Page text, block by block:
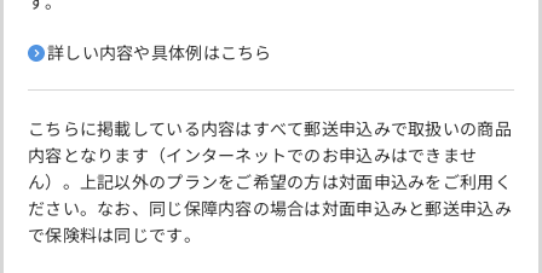
詳しい内容や具体例はこちら
こちらに掲載している内容はすべて郵送申込みで取扱いの商品
内容となります（インターネットでのお申込みはできませ
ん）。上記以外のプランをご希望の方は対面申込みをご利用く
ださい。なお、同じ保障内容の場合は対面申込みと郵送申込み
で保険料は同じです。